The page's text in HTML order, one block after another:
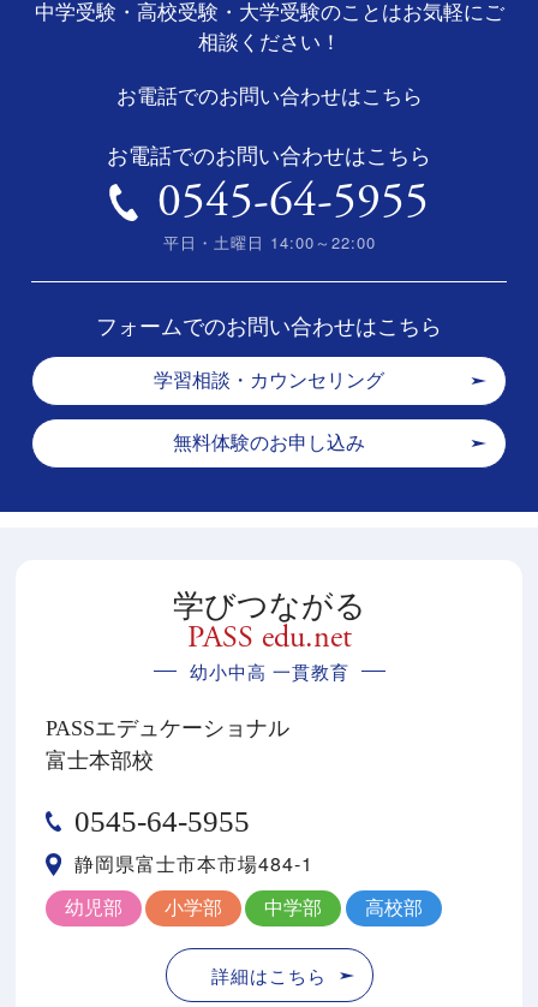
中学受験・高校受験・大学受験のことはお気軽にご
相談ください！
お電話でのお問い合わせはこちら
お電話でのお問い合わせはこちら
0545-64-5955
平日・土曜日 14:00～22:00
フォームでのお問い合わせはこちら
学習相談・カウンセリング
無料体験のお申し込み
学びつながる
PASS edu.net
幼小中高 一貫教育
PASSエデュケーショナル
富士本部校
0545-64-5955
静岡県富士市本市場484-1
幼児部 小学部 中学部 高校部
詳細はこちら